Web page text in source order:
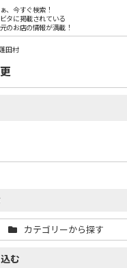
、今すぐ検索！
タに掲載されている
のお店の情報が満載！
田村
カテゴリーから探す
む